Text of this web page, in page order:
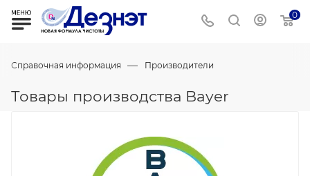
0
Справочная информация — Производители
Товары производства Bayer